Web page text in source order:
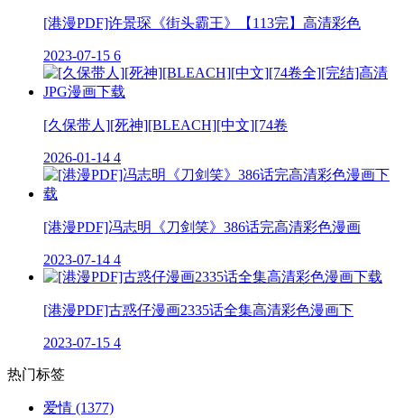
[港漫PDF]许景琛《街头霸王》【113完】高清彩色
2023-07-15 6
[久保带人][死神][BLEACH][中文][74卷
2026-01-14 4
[港漫PDF]冯志明《刀剑笑》386话完高清彩色漫画
2023-07-14 4
[港漫PDF]古惑仔漫画2335话全集高清彩色漫画下
2023-07-15 4
热门标签
爱情 (1377)